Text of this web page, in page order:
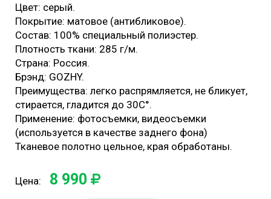
Цвет: серый.
Покрытие: матовое (антибликовое).
Состав: 100% специальный полиэстер.
Плотность ткани: 285 г/м.
Страна: Россия.
Брэнд: GOZHY.
Преимущества: легко распрямляется, не бликует,
стирается, гладится до 30С°.
Применение: фотосъемки, видеосъемки
(используется в качестве заднего фона)
Тканевое полотно цельное, края обработаны.
Цена: 8 990